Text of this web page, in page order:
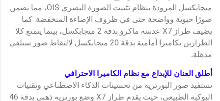
ميجابكسل المزودة بنظام تثبيت الصورة البصري OIS، مما يضمن
صورًا حيوية وواضحة حتى في ظروف الإضاءة المنخفضة. كما
يضيف طراز X7 عدسة ماكرو بدقة 2 ميجابكسل، بينما يتمتع كلا
الطرازين بكاميرا أمامية بدقة 20 ميجابكسل لالتقاط صور سيلفي
مذهلة.
أطلق العنان للإبداع مع نظام الكاميرا الاحترافي
تستفيد صور البورتريه من تحسينات الذكاء الاصطناعي وتقنيات
البوكيه الطبيعي، حيث يقدم طراز X7 وضع بورتريه ذهبي بدقة 46